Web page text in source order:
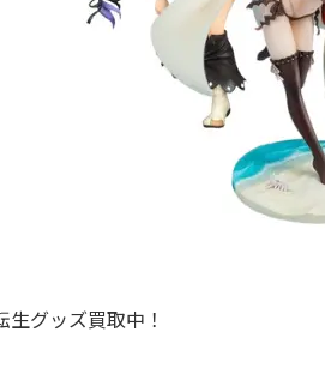
生グッズ買取中！